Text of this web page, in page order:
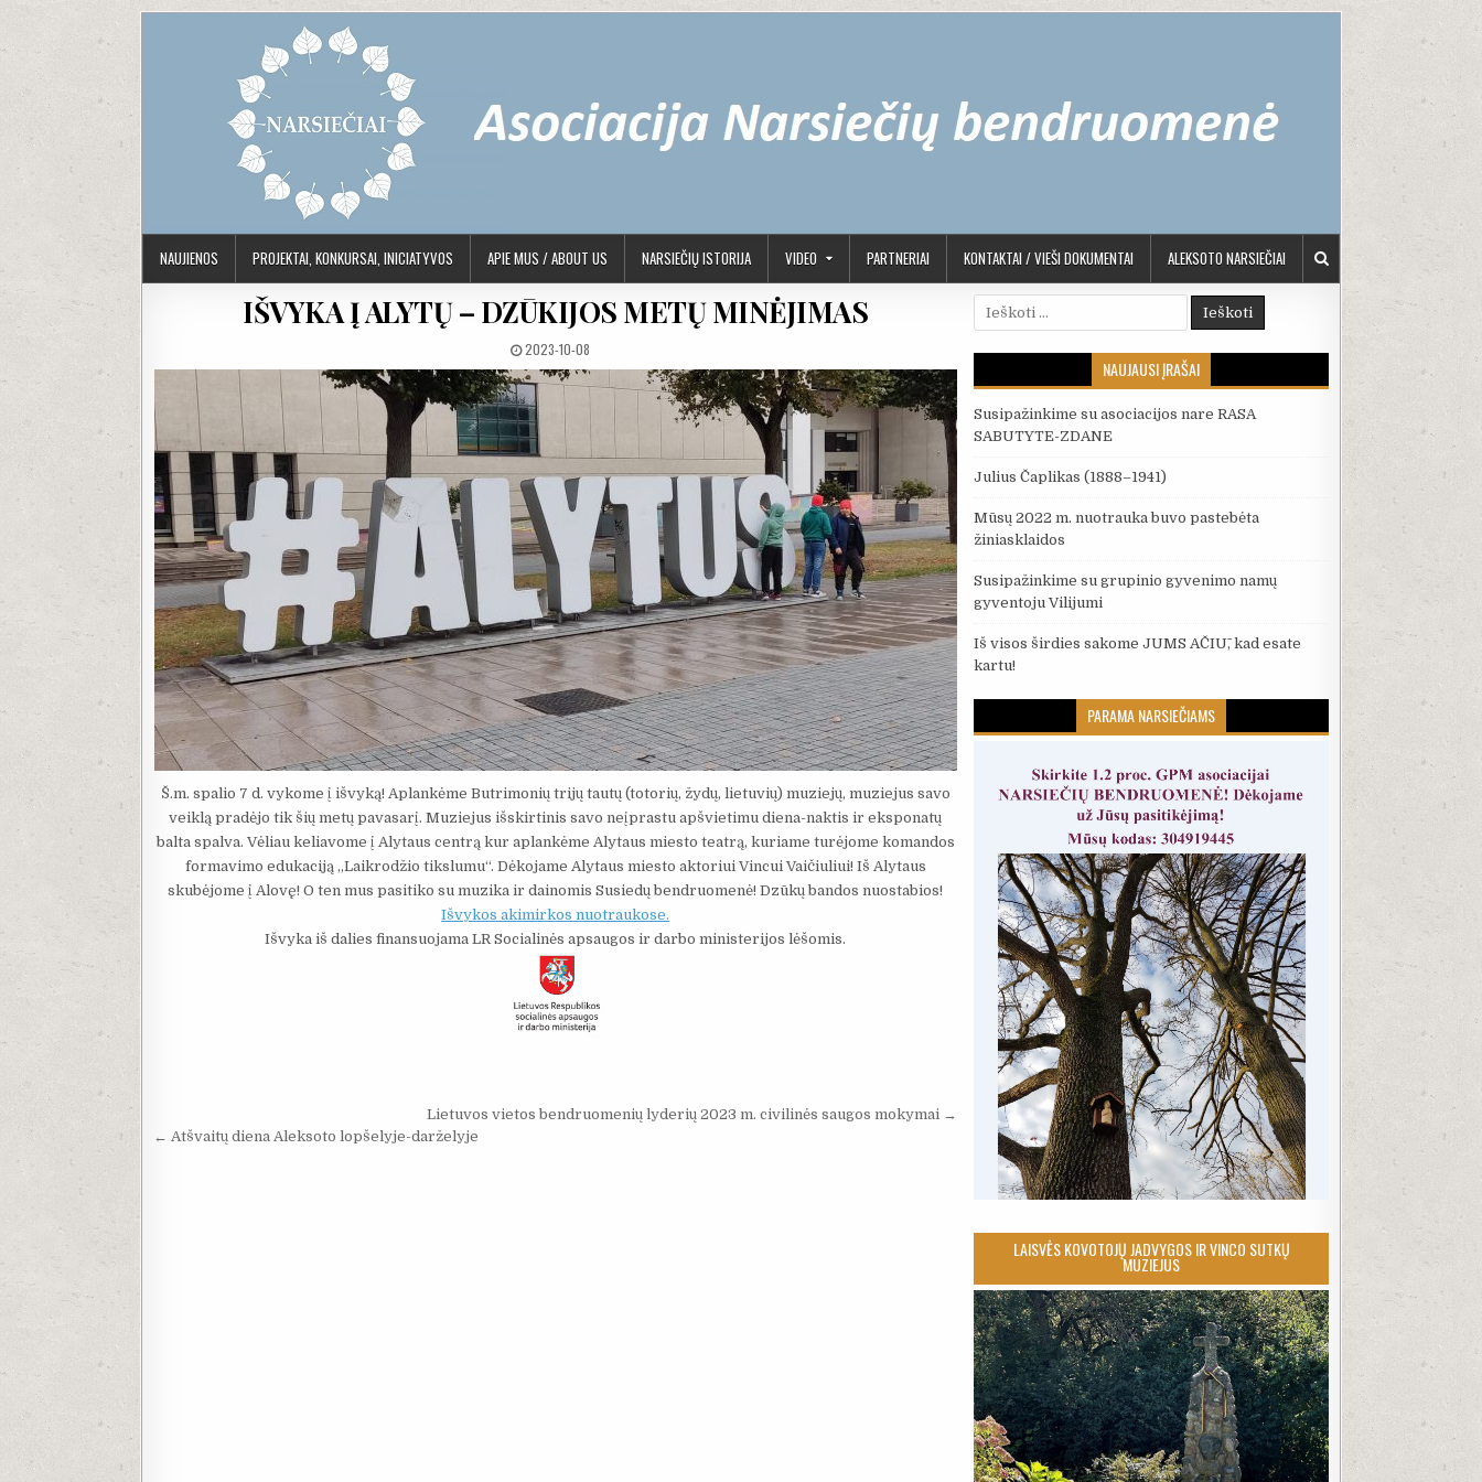
NAUJIENOS PROJEKTAI, KONKURSAI, INICIATYVOS APIE MUS / ABOUT US NARSIEČIŲ ISTORIJA VIDEO PARTNERIAI KONTAKTAI / VIEŠI DOKUMENTAI ALEKSOTO NARSIEČIAI
IŠVYKA Į ALYTŲ – DZŪKIJOS METŲ MINĖJIMAS
PUBLISHED DATE:
2023-10-08
Š.m. spalio 7 d. vykome į išvyką! Aplankėme Butrimonių trijų tautų (totorių, žydų, lietuvių) muziejų, muziejus savo
veiklą pradėjo tik šių metų pavasarį. Muziejus išskirtinis savo neįprastu apšvietimu diena-naktis ir eksponatų
balta spalva. Vėliau keliavome į Alytaus centrą kur aplankėme Alytaus miesto teatrą, kuriame turėjome komandos
formavimo edukaciją „Laikrodžio tikslumu“. Dėkojame Alytaus miesto aktoriui Vincui Vaičiuliui! Iš Alytaus
skubėjome į Alovę! O ten mus pasitiko su muzika ir dainomis Susiedų bendruomenė! Dzūkų bandos nuostabios!
Išvykos akimirkos nuotraukose.
Išvyka iš dalies finansuojama LR Socialinės apsaugos ir darbo ministerijos lėšomis.
Navigacija tarp įrašųLietuvos vietos bendruomenių lyderių 2023 m. civilinės saugos mokymai →
← Atšvaitų diena Aleksoto lopšelyje-darželyje
Ieškoti:
NAUJAUSI ĮRAŠAI
Susipažinkime su asociacijos nare RASA
SABUTYTE-ZDANE
Julius Čaplikas (1888–1941)
Mūsų 2022 m. nuotrauka buvo pastebėta
žiniasklaidos
Susipažinkime su grupinio gyvenimo namų
gyventoju Vilijumi
Iš visos širdies sakome JUMS AČIŪ, kad esate
kartu!
PARAMA NARSIEČIAMS
LAISVĖS KOVOTOJŲ JADVYGOS IR VINCO SUTKŲ
MUZIEJUS